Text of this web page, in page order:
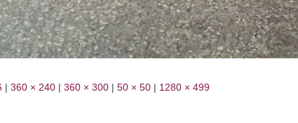
| 360 × 240 | 360 × 300 | 50 × 50 | 1280 × 499